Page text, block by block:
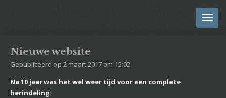
hoofdinhoud
Nieuwe website
Gepubliceerd op 2 maart 2017 om 15:02
Na 10 jaar was het wel weer tijd voor een complete
herindeling.